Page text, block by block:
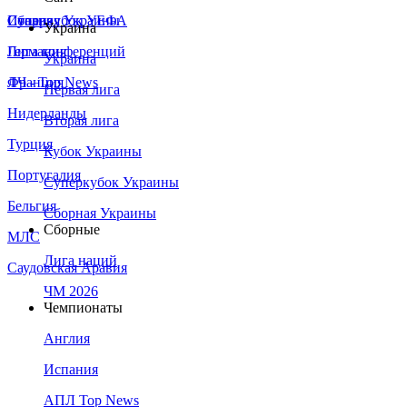
Сборная Украины
Италия
Германия
Франция
Нидерланды
Турция
Португалия
Бельгия
МЛС
Саудовская Аравия
Суперкубок УЕФА
Лига конференций
ЛЧ - Top News
Украина
Украина
Первая лига
Вторая лига
Кубок Украины
Суперкубок Украины
Сборная Украины
Сборные
Лига наций
ЧМ 2026
Чемпионаты
Англия
Испания
АПЛ Top News